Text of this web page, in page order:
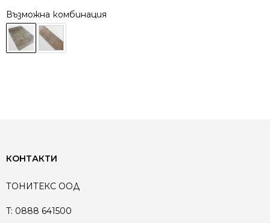
Възможна комбинация
КОНТАКТИ
ТОНИТЕКС ООД
T: 0888 641500